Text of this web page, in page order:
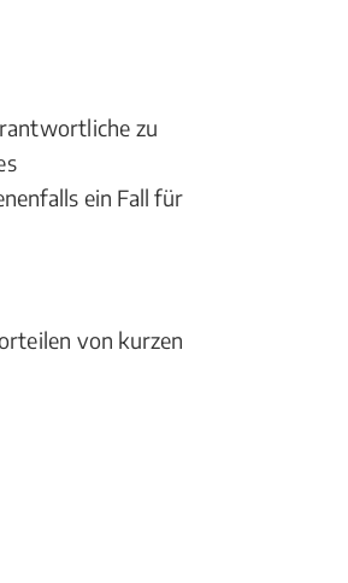
zu
ein Fall für
von kurzen